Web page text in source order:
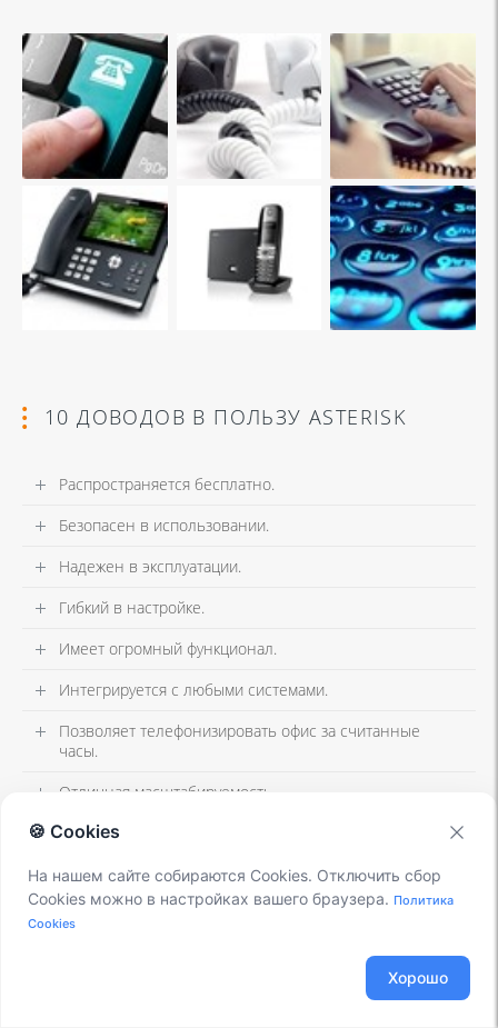
10 ДОВОДОВ В ПОЛЬЗУ ASTERISK
Распространяется бесплатно.
Безопасен в использовании.
Надежен в эксплуатации.
Гибкий в настройке.
Имеет огромный функционал.
Интегрируется с любыми системами.
Позволяет телефонизировать офис за считанные
часы.
Отличная масштабируемость.
Повышает управляемость бизнеса.
Снижает расходы на связь.
🍪 Cookies
На нашем сайте собираются Cookies. Отключить сбор
Cookies можно в настройках вашего браузера. Политика
Cookies
Хорошо